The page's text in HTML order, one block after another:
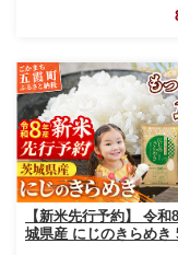
【新米先行予約】 令和
城県産 にじのきらめき